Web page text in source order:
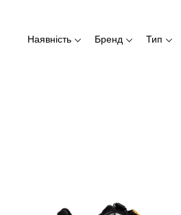
Наявність Бренд Тип